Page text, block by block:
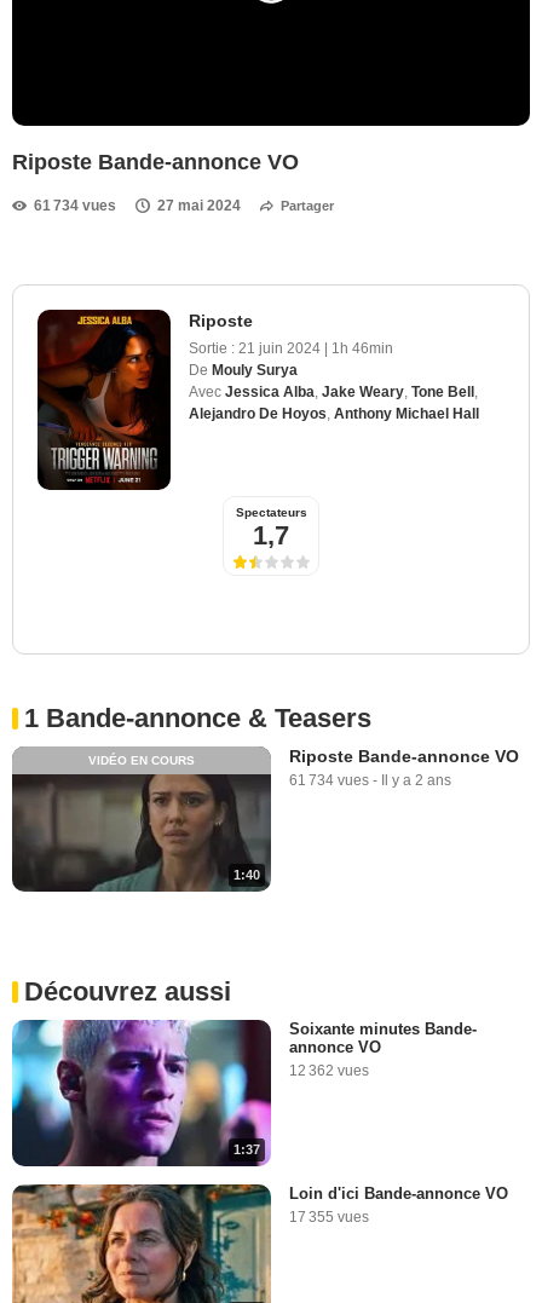
Riposte Bande-annonce VO
61 734 vues 27 mai 2024 Partager
Riposte
Sortie : 21 juin 2024 | 1h 46min
De Mouly Surya
Avec Jessica Alba Jake Weary Tone Bell
Alejandro De Hoyos Anthony Michael Hall
Spectateurs
1,7
1 Bande-annonce & Teasers
1:40
VIDÉO EN COURS Riposte Bande-annonce VO
61 734 vues - Il y a 2 ans
Découvrez aussi
1:37
Soixante minutes Bande-
annonce VO
12 362 vues
Loin d'ici Bande-annonce VO
17 355 vues